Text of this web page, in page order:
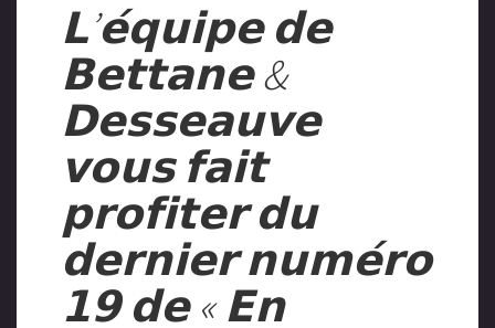
𝗟’𝗲́𝗾𝘂𝗶𝗽𝗲 𝗱𝗲
𝗕𝗲𝘁𝘁𝗮𝗻𝗲 &
𝗗𝗲𝘀𝘀𝗲𝗮𝘂𝘃𝗲
𝘃𝗼𝘂𝘀 𝗳𝗮𝗶𝘁
𝗽𝗿𝗼𝗳𝗶𝘁𝗲𝗿 𝗱𝘂
𝗱𝗲𝗿𝗻𝗶𝗲𝗿 𝗻𝘂𝗺𝗲́𝗿𝗼
𝟭𝟵 𝗱𝗲 « 𝗘𝗻